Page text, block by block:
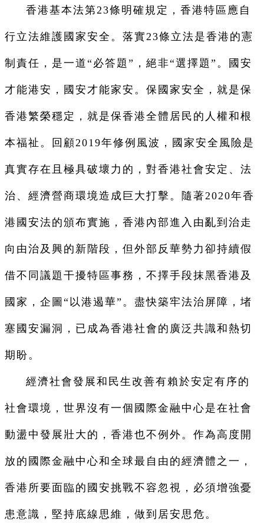
香港基本法第23條明確規定，香港特區應自
行立法維護國家安全。落實23條立法是香港的憲
制責任，是一道“必答題”，絕非“選擇題”。國安
才能港安，國安才能家安。保國家安全，就是保
香港繁榮穩定，就是保香港全體居民的人權和根
本福祉。回顧2019年修例風波，國家安全風險是
真實存在且極具破壞力的，對香港社會安定、法
治、經濟營商環境造成巨大打擊。隨著2020年香
港國安法的頒布實施，香港內部進入由亂到治走
向由治及興的新階段，但外部反華勢力卻持續假
借不同議題干擾特區事務，不擇手段抹黑香港及
國家，企圖“以港遏華”。盡快築牢法治屏障，堵
塞國安漏洞，已成為香港社會的廣泛共識和熱切
期盼。
經濟社會發展和民生改善有賴於安定有序的
社會環境，世界沒有一個國際金融中心是在社會
動盪中發展壯大的，香港也不例外。作為高度開
放的國際金融中心和全球最自由的經濟體之一，
香港所要面臨的國安挑戰不容忽視，必須增強憂
患意識，堅持底線思維，做到居安思危。